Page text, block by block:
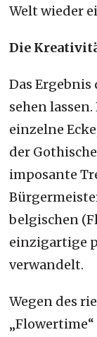
Welt wieder
Die
Das
sehen
einzelne
der
imposante
belgischen
einzigartige
verwandelt.
Wegen des